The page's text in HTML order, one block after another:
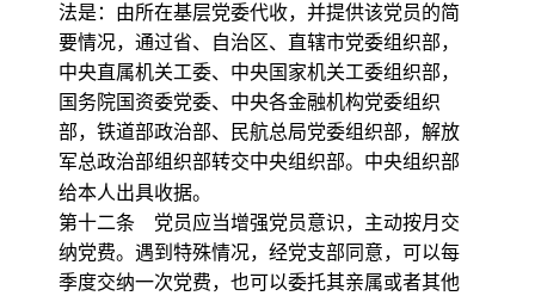
法是：由所在基层党委代收，并提供该党员的简
要情况，通过省、自治区、直辖市党委组织部，
中央直属机关工委、中央国家机关工委组织部，
国务院国资委党委、中央各金融机构党委组织
部，铁道部政治部、民航总局党委组织部，解放
军总政治部组织部转交中央组织部。中央组织部
给本人出具收据。
第十二条 党员应当增强党员意识，主动按月交
纳党费。遇到特殊情况，经党支部同意，可以每
季度交纳一次党费，也可以委托其亲属或者其他